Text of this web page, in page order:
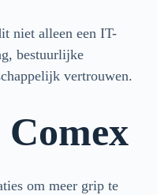
niet alleen een IT-
bestuurlijke
vertrouwen.
om meer grip te